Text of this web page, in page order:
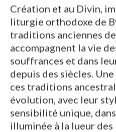
Création et au Divin,
liturgie orthodoxe de
traditions anciennes
accompagnent la vie
souffrances et dans
depuis des siècles.
ces traditions
évolution, avec leur
sensibilité unique,
illuminée à la lueur des